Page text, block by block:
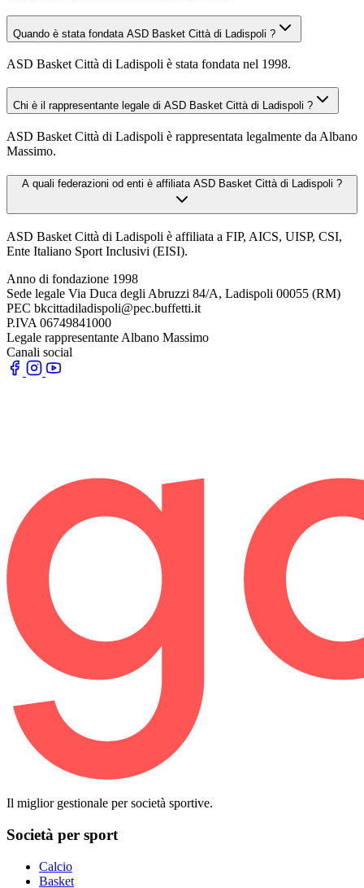
Quando è stata fondata ASD Basket Città di Ladispoli ?
ASD Basket Città di Ladispoli è stata fondata nel 1998.
Chi è il rappresentante legale di ASD Basket Città di Ladispoli ?
ASD Basket Città di Ladispoli è rappresentata legalmente da Albano
Massimo.
A quali federazioni od enti è affiliata ASD Basket Città di Ladispoli ?
ASD Basket Città di Ladispoli è affiliata a FIP, AICS, UISP, CSI,
Ente Italiano Sport Inclusivi (EISI).
Anno di fondazione 1998
Sede legale Via Duca degli Abruzzi 84/A, Ladispoli 00055 (RM)
PEC bkcittadiladispoli@pec.buffetti.it
P.IVA 06749841000
Legale rappresentante Albano Massimo
Canali social
Il miglior gestionale per società sportive.
Società per sport
Calcio
Basket